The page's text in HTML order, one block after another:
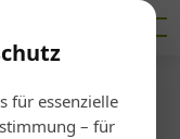
für essenzielle
– für